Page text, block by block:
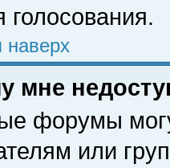
голосования.
наверх
мне
форумы
или